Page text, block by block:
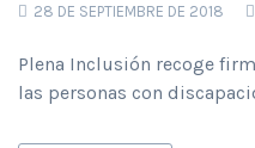
28 DE SEPTIEMBRE DE 2018
Plena Inclusión recoge
las personas con